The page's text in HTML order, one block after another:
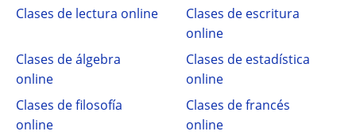
Clases de lectura online
Clases de escritura
online
Clases de álgebra
online
Clases de estadística
online
Clases de filosofía
online
Clases de francés
online